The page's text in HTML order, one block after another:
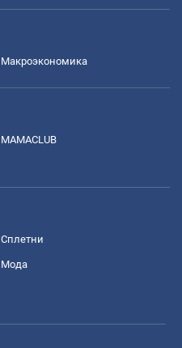
Mакроэкономика
MAMACLUB
Сплетни
Мода